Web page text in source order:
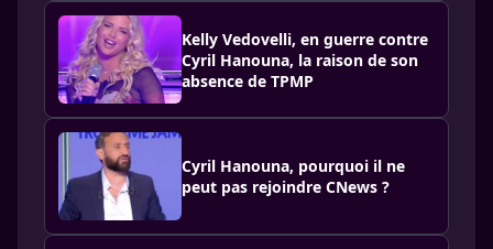
Kelly Vedovelli, en guerre contre
Cyril Hanouna, la raison de son
absence de TPMP
Cyril Hanouna, pourquoi il ne
peut pas rejoindre CNews ?